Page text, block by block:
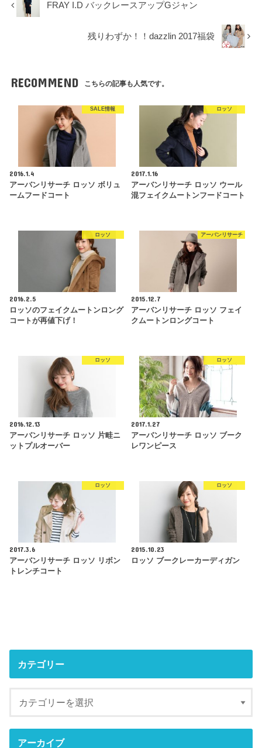
FRAY I.D バックレースアップGジャン
残りわずか！！dazzlin 2017福袋
RECOMMEND こちらの記事も人気です。
SALE情報
2016.1.4
アーバンリサーチ ロッソ ボリュ
ームフードコート
ロッソ
2017.1.16
アーバンリサーチ ロッソ ウール
混フェイクムートンフードコート
ロッソ
2016.2.5
ロッソのフェイクムートンロング
コートが再値下げ！
アーバンリサーチ
2015.12.7
アーバンリサーチ ロッソ フェイ
クムートンロングコート
ロッソ
2016.12.13
アーバンリサーチ ロッソ 片畦ニ
ットプルオーバー
ロッソ
2017.1.27
アーバンリサーチ ロッソ ブーク
レワンピース
ロッソ
2017.3.6
アーバンリサーチ ロッソ リボン
トレンチコート
ロッソ
2015.10.23
ロッソ ブークレーカーディガン
カテゴリー
アーカイブ